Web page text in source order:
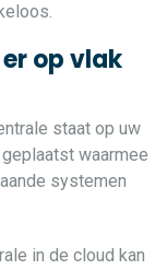
op vlak
staat op uw
waarmee
systemen
in de cloud kan